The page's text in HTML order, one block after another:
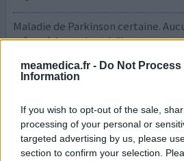
meamedica.fr - Do Not Process
Information
If you wish to opt-out of the sale,
processing of your personal or
targeted advertising by us, please
section to confirm your selection.
Maladie de Parkinson certaine.
même à forte dose (x3)
votre avis
Modopar
06/08/2020 | Homme | 88
lévodopa / bensérazide (200/50mg)